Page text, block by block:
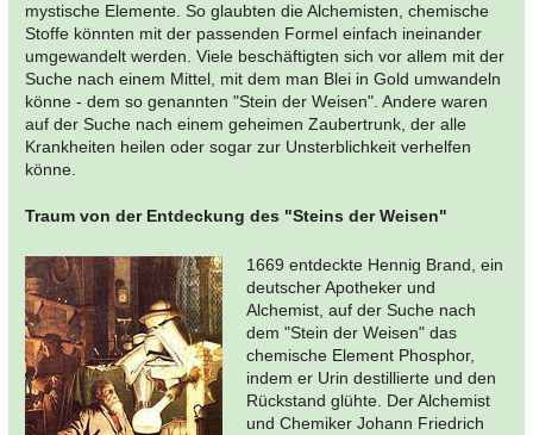
mystische Elemente. So glaubten die Alchemisten, chemische
Stoffe könnten mit der passenden Formel einfach ineinander
umgewandelt werden. Viele beschäftigten sich vor allem mit der
Suche nach einem Mittel, mit dem man Blei in Gold umwandeln
könne - dem so genannten "Stein der Weisen". Andere waren
auf der Suche nach einem geheimen Zaubertrunk, der alle
Krankheiten heilen oder sogar zur Unsterblichkeit verhelfen
könne.
Traum von der Entdeckung des "Steins der Weisen"
1669 entdeckte Hennig Brand, ein
deutscher Apotheker und
Alchemist, auf der Suche nach
dem "Stein der Weisen" das
chemische Element Phosphor,
indem er Urin destillierte und den
Rückstand glühte. Der Alchemist
und Chemiker Johann Friedrich